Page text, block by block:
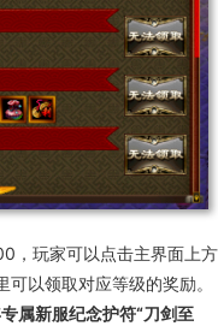
，玩家可以点击主界面上方
可以领取对应等级的奖励。
属新服纪念护符“刀剑至